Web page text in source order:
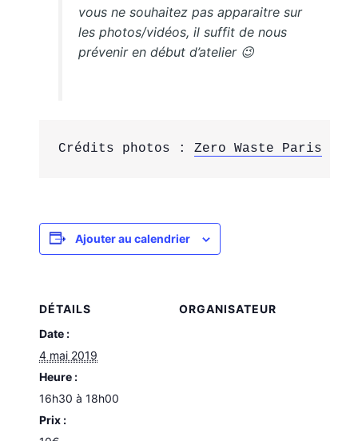
vous ne souhaitez pas apparaitre sur
les photos/vidéos, il suffit de nous
prévenir en début d’atelier 😉
Crédits photos : Zero Waste Paris
Ajouter au calendrier
DÉTAILS
Date :
4 mai 2019
Heure :
16h30 à 18h00
Prix :
ORGANISATEUR